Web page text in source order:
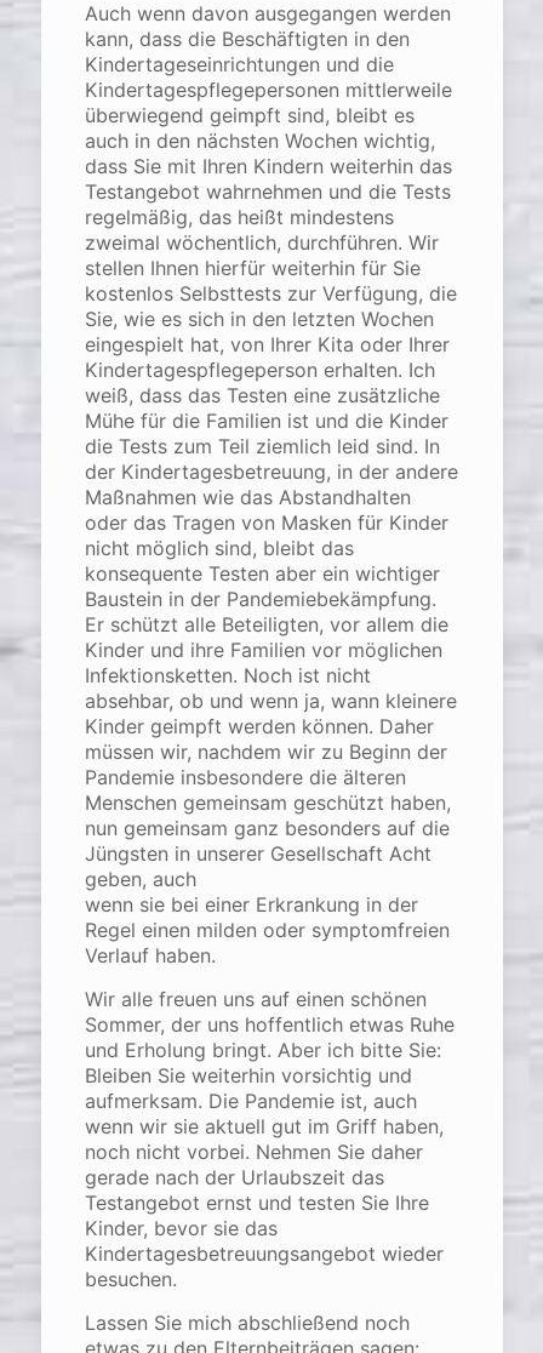
Auch wenn davon ausgegangen werden
kann, dass die Beschäftigten in den
Kindertageseinrichtungen und die
Kindertagespflegepersonen mittlerweile
überwiegend geimpft sind, bleibt es
auch in den nächsten Wochen wichtig,
dass Sie mit Ihren Kindern weiterhin das
Testangebot wahrnehmen und die Tests
regelmäßig, das heißt mindestens
zweimal wöchentlich, durchführen. Wir
stellen Ihnen hierfür weiterhin für Sie
kostenlos Selbsttests zur Verfügung, die
Sie, wie es sich in den letzten Wochen
eingespielt hat, von Ihrer Kita oder Ihrer
Kindertagespflegeperson erhalten. Ich
weiß, dass das Testen eine zusätzliche
Mühe für die Familien ist und die Kinder
die Tests zum Teil ziemlich leid sind. In
der Kindertagesbetreuung, in der andere
Maßnahmen wie das Abstandhalten
oder das Tragen von Masken für Kinder
nicht möglich sind, bleibt das
konsequente Testen aber ein wichtiger
Baustein in der Pandemiebekämpfung.
Er schützt alle Beteiligten, vor allem die
Kinder und ihre Familien vor möglichen
Infektionsketten. Noch ist nicht
absehbar, ob und wenn ja, wann kleinere
Kinder geimpft werden können. Daher
müssen wir, nachdem wir zu Beginn der
Pandemie insbesondere die älteren
Menschen gemeinsam geschützt haben,
nun gemeinsam ganz besonders auf die
Jüngsten in unserer Gesellschaft Acht
geben, auch
wenn sie bei einer Erkrankung in der
Regel einen milden oder symptomfreien
Verlauf haben.
Wir alle freuen uns auf einen schönen
Sommer, der uns hoffentlich etwas Ruhe
und Erholung bringt. Aber ich bitte Sie:
Bleiben Sie weiterhin vorsichtig und
aufmerksam. Die Pandemie ist, auch
wenn wir sie aktuell gut im Griff haben,
noch nicht vorbei. Nehmen Sie daher
gerade nach der Urlaubszeit das
Testangebot ernst und testen Sie Ihre
Kinder, bevor sie das
Kindertagesbetreuungsangebot wieder
besuchen.
Lassen Sie mich abschließend noch
etwas zu den Elternbeiträgen sagen: